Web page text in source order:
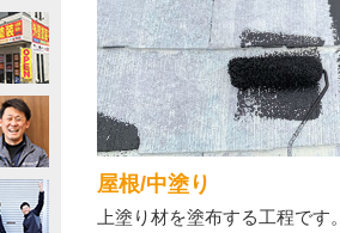
屋根/中塗り
上塗り材を塗布する工程です。